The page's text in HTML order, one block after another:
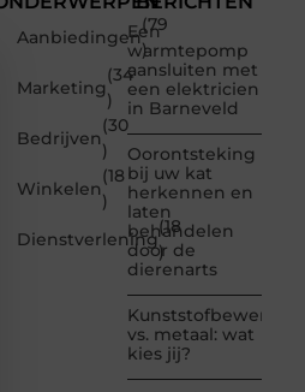
Aanbiedingen
(79
)
Marketing
(34
)
Bedrijven
(30
)
Winkelen
(18
)
Dienstverlening
(18
)
Een
warmtepomp
aansluiten met
een elektricien
in Barneveld
Oorontsteking
bij uw kat
herkennen en
laten
behandelen
door de
dierenarts
vs. metaal: wat
kies jij?